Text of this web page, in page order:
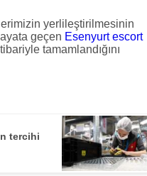
yerlileştirilmesinin
geçen Esenyurt escort
tamamlandığını
tercihi